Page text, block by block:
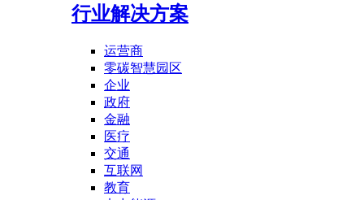
行业解决方案
运营商
零碳智慧园区
企业
政府
金融
医疗
交通
互联网
教育